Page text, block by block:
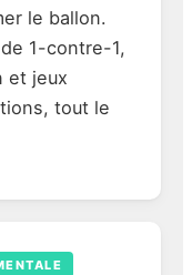
le ballon.
1-contre-1,
et jeux
tout le